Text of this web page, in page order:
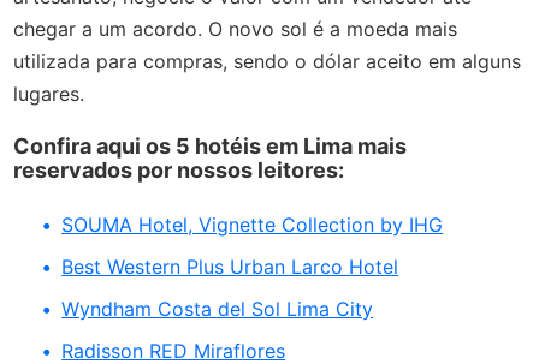
chegar a um acordo. O novo sol é a moeda mais
utilizada para compras, sendo o dólar aceito em alguns
lugares.
Confira aqui os 5 hotéis em Lima mais
reservados por nossos leitores:
SOUMA Hotel, Vignette Collection by IHG
Best Western Plus Urban Larco Hotel
Wyndham Costa del Sol Lima City
Radisson RED Miraflores